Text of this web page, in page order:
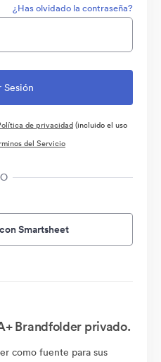
¿Has olvidado la contraseña?
de privacidad(incluido el uso
del Servicio
O
Smartsheet
Brandfolder privado.
como fuente para sus